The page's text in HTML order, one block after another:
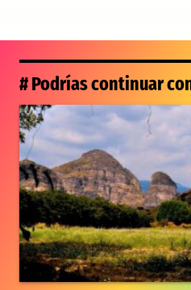
# Podrías continuar